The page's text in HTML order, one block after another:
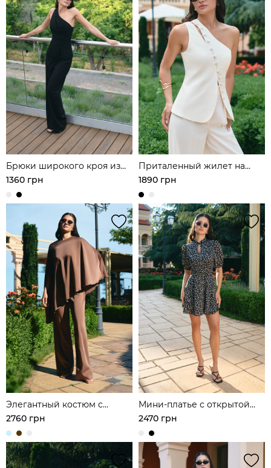
Брюки широкого кроя из
льняной ткани
1360 грн
Приталенный жилет на
одно плечо
1890 грн
Элегантный костюм с
асимметричной туникой и
широкими брюками из
шелка
2760 грн
Мини-платье с открытой
спиной из шелка
2470 грн